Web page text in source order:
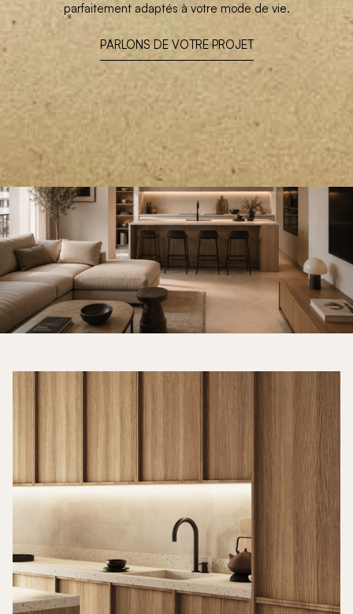
parfaitement adaptés à votre mode de vie.
PARLONS DE VOTRE PROJET